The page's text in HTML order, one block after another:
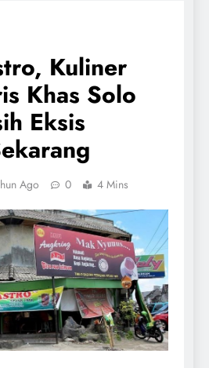
Kuliner
Khas Solo
Eksis
Ago 0 4 Mins